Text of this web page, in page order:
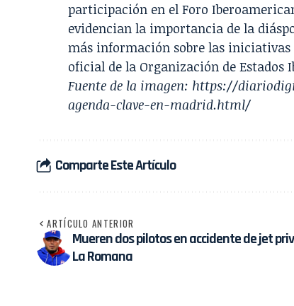
participación en el Foro
evidencian la importancia de la
más información sobre las
oficial de la Organización de Estados
Fuente de la imagen: https://
agenda-clave-en-madrid.html/
Comparte Este Artículo
ARTÍCULO ANTERIOR
Mueren dos pilotos en accidente de jet
La Romana